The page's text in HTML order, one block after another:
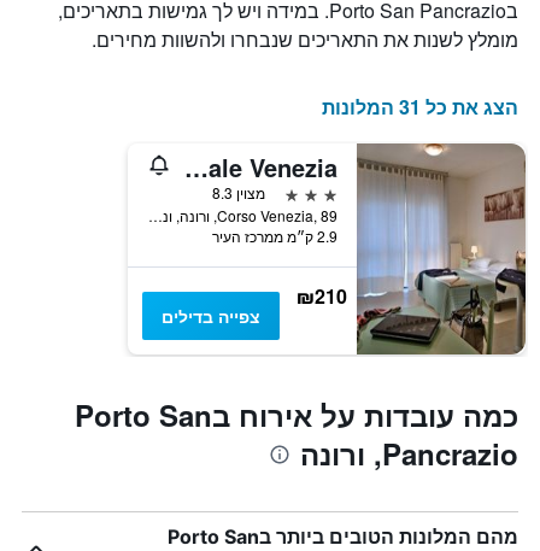
את
ימי
כולל
המציג
את
מחיר
הממוצע
של
חדר
בPorto San Pancrazio. במידה ויש לך גמישות בתאריכים,
מומלץ לשנות את התאריכים שנבחרו ולהשוות מחירים.
הצג את כל 31 המלונות
Residence Viale Venezia
3 כוכבים
מצוין 8.3
Corso Venezia, 89, ורונה, ונטו, איטליה
2.9 ק״מ ממרכז העיר
₪210
צפייה בדילים
כמה עובדות על אירוח בPorto San
Pancrazio, ורונה
מהם המלונות הטובים ביותר בPorto San